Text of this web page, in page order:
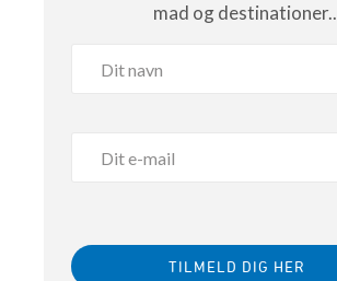
mad og destinationer..